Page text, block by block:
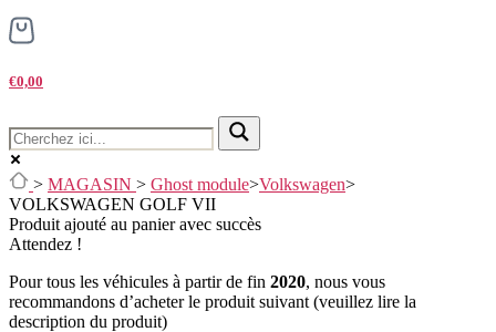
€0,00
> MAGASIN > Ghost module>Volkswagen>
VOLKSWAGEN GOLF VII
Produit ajouté au panier avec succès
Attendez !
Pour tous les véhicules à partir de fin 2020, nous vous
recommandons d’acheter le produit suivant (veuillez lire la
description du produit)